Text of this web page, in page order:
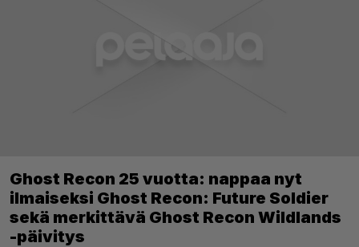
Ghost Recon 25 vuotta: nappaa nyt
ilmaiseksi Ghost Recon: Future Soldier
sekä merkittävä Ghost Recon Wildlands
-päivitys